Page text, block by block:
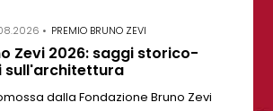
• PREMIO BRUNO ZEVI
Zevi 2026: saggi storico-
sull'architettura
dalla Fondazione Bruno Zevi